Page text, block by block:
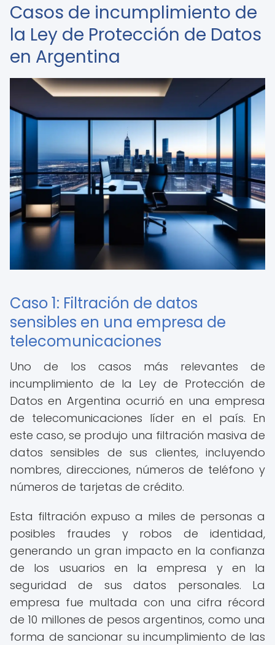
Casos de incumplimiento de
la Ley de Protección de Datos
en Argentina
Caso 1: Filtración de datos
sensibles en una empresa de
telecomunicaciones
Uno de los casos más relevantes de
incumplimiento de la Ley de Protección de
Datos en Argentina ocurrió en una empresa
de telecomunicaciones líder en el país. En
este caso, se produjo una filtración masiva de
datos sensibles de sus clientes, incluyendo
nombres, direcciones, números de teléfono y
números de tarjetas de crédito.
Esta filtración expuso a miles de personas a
posibles fraudes y robos de identidad,
generando un gran impacto en la confianza
de los usuarios en la empresa y en la
seguridad de sus datos personales. La
empresa fue multada con una cifra récord
de 10 millones de pesos argentinos, como una
forma de sancionar su incumplimiento de las